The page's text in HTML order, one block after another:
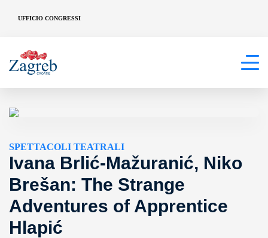
UFFICIO CONGRESSI
SPETTACOLI TEATRALI
Ivana Brlić-Mažuranić, Niko
Brešan: The Strange
Adventures of Apprentice
Hlapić